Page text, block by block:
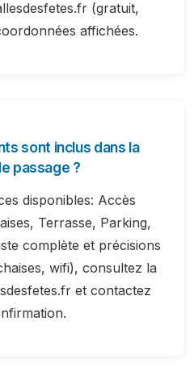
(gratuit,
affichées.
sont inclus dans la
passage ?
disponibles: Accès
Terrasse, Parking,
complète et précisions
wifi), consultez la
et contactez